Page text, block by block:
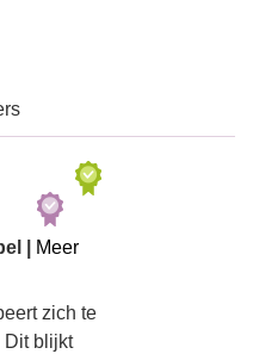
|
Meer
zich te
Dit blijkt